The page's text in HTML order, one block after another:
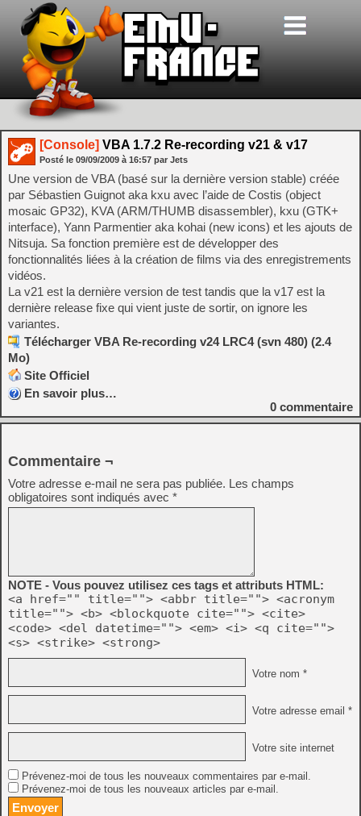
[Console] VBA 1.7.2 Re-recording v21 & v17
Posté le 09/09/2009 à 16:57 par Jets
Une version de VBA (basé sur la dernière version stable) créée
par Sébastien Guignot aka kxu avec l’aide de Costis (object
mosaic GP32), KVA (ARM/THUMB disassembler), kxu (GTK+
interface), Yann Parmentier aka kohai (new icons) et les ajouts de
Nitsuja. Sa fonction première est de développer des
fonctionnalités liées à la création de films via des enregistrements
vidéos.
La v21 est la dernière version de test tandis que la v17 est la
dernière release fixe qui vient juste de sortir, on ignore les
variantes.
Télécharger VBA Re-recording v24 LRC4 (svn 480) (2.4
Mo)
Site Officiel
En savoir plus…
0 commentaire
Commentaire ¬
Votre adresse e-mail ne sera pas publiée. Les champs
obligatoires sont indiqués avec *
NOTE - Vous pouvez utilisez ces tags et attributs HTML:
<a href="" title=""> <abbr title=""> <acronym
title=""> <b> <blockquote cite=""> <cite>
<code> <del datetime=""> <em> <i> <q cite="">
<s> <strike> <strong>
Votre nom *
Votre adresse email *
Votre site internet
Prévenez-moi de tous les nouveaux commentaires par e-mail.
Prévenez-moi de tous les nouveaux articles par e-mail.